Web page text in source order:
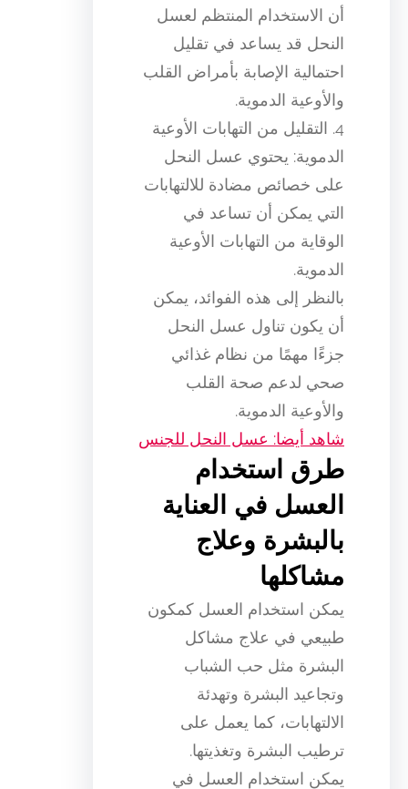
أن الاستخدام المنتظم لعسل
النحل قد يساعد في تقليل
احتمالية الإصابة بأمراض القلب
والأوعية الدموية.
4. التقليل من التهابات الأوعية
الدموية: يحتوي عسل النحل
على خصائص مضادة للالتهابات
التي يمكن أن تساعد في
الوقاية من التهابات الأوعية
الدموية.
بالنظر إلى هذه الفوائد، يمكن
أن يكون تناول عسل النحل
جزءًا مهمًا من نظام غذائي
صحي لدعم صحة القلب
والأوعية الدموية.
شاهد أيضا: عسل النحل للجنس
طرق استخدام
العسل في العناية
بالبشرة وعلاج
مشاكلها
يمكن استخدام العسل كمكون
طبيعي في علاج مشاكل
البشرة مثل حب الشباب
وتجاعيد البشرة وتهدئة
الالتهابات، كما يعمل على
ترطيب البشرة وتغذيتها.
يمكن استخدام العسل في